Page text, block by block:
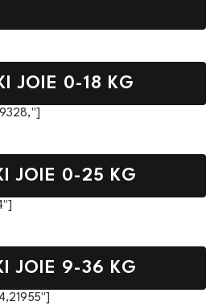
JOIE 0-18 KG
JOIE 0-25 KG
JOIE 9-36 KG